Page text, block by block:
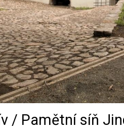
/ Pamětní síň